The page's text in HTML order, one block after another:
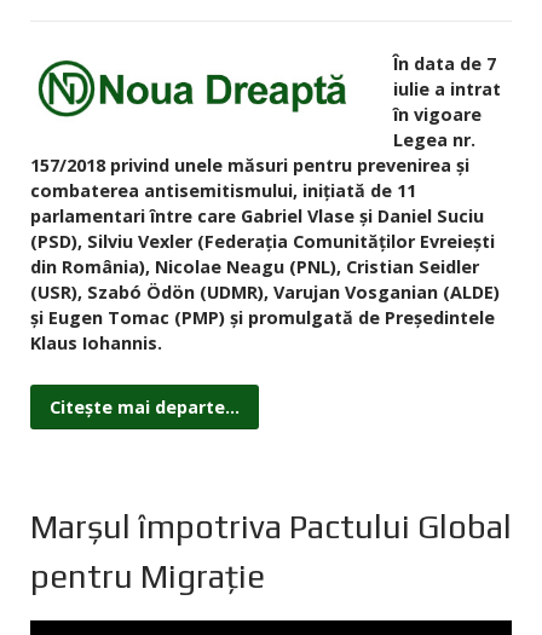
În data de 7
iulie a intrat
în vigoare
Legea nr.
157/2018 privind unele măsuri pentru prevenirea și
combaterea antisemitismului, inițiată de 11
parlamentari între care Gabriel Vlase și Daniel Suciu
(PSD), Silviu Vexler (Federaţia Comunităţilor Evreieşti
din România), Nicolae Neagu (PNL), Cristian Seidler
(USR), Szabó Ödön (UDMR), Varujan Vosganian (ALDE)
și Eugen Tomac (PMP) și promulgată de Preşedintele
Klaus Iohannis.
Citește mai departe...
Marșul împotriva Pactului Global
pentru Migrație